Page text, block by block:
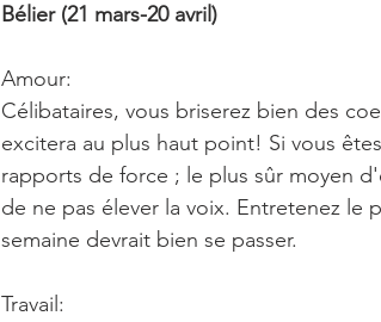
Bélier (21 mars-20 avril)
Amour:
Célibataires, vous briserez bien des
excitera au plus haut point! Si vous
rapports de force ; le plus sûr moyen
de ne pas élever la voix. Entretenez le
semaine devrait bien se passer.
Travail: